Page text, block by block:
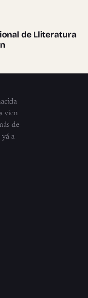
de Lliteratura
vien
de
yá a